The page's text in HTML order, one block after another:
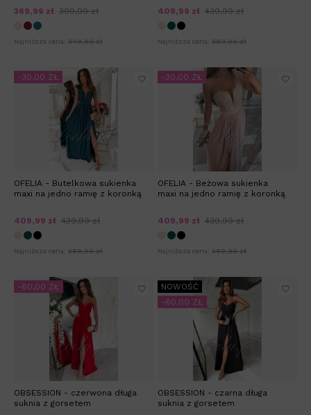
369,99 zł 399,99 zł
Najniższa cena: 349,99 zł
409,99 zł 439,99 zł
Najniższa cena: 389,99 zł
OFELIA - Butelkowa sukienka
maxi na jedno ramię z koronką
409,99 zł 439,99 zł
Najniższa cena: 389,99 zł
-30,00 ZŁ
OFELIA - Beżowa sukienka
maxi na jedno ramię z koronką
409,99 zł 439,99 zł
Najniższa cena: 389,99 zł
-30,00 ZŁ
OBSESSION - czerwona długa
suknia z gorsetem
-60,00 ZŁ
OBSESSION - czarna długa
suknia z gorsetem
NOWOŚĆ
-60,00 ZŁ